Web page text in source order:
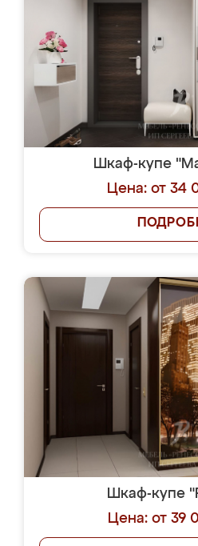
Шкаф-купе
Цена: от 34
Шкаф-купе
Цена: от 39